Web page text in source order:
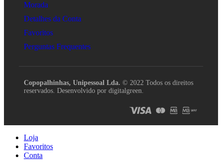
Morada
Detalhes da Conta
Favoritos
Perguntas Frequentes
Copopalhinhas, Unipessoal Lda. © 2022 Todos os direitos
reservados. Desenvolvido por digitalgreen.
Loja
Favoritos
Conta